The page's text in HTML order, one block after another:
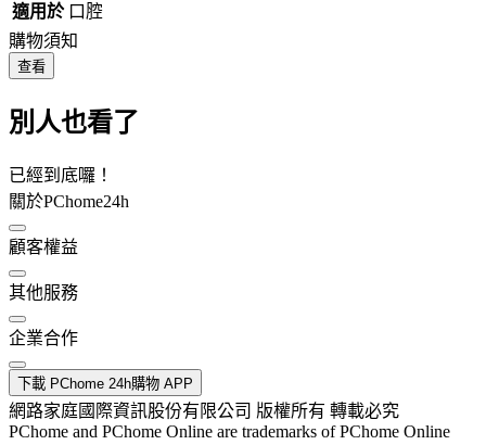
適用於 口腔
購物須知
查看
別人也看了
已經到底囉！
關於PChome24h
顧客權益
其他服務
企業合作
下載 PChome 24h購物 APP
網路家庭國際資訊股份有限公司 版權所有 轉載必究
PChome and PChome Online are trademarks of PChome Online